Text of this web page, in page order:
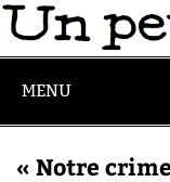
MENU
« Notre